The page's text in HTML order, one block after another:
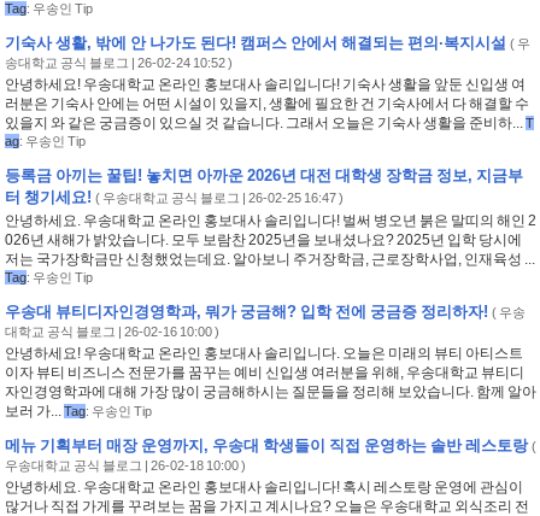
Tag: 우송인 Tip
기숙사 생활, 밖에 안 나가도 된다! 캠퍼스 안에서 해결되는 편의·복지시설 ( 우
송대학교 공식 블로그 | 26-02-24 10:52 )
안녕하세요! 우송대학교 온라인 홍보대사 솔리입니다! 기숙사 생활을 앞둔 신입생 여
러분은 기숙사 안에는 어떤 시설이 있을지, 생활에 필요한 건 기숙사에서 다 해결할 수
있을지 와 같은 궁금증이 있으실 것 같습니다. 그래서 오늘은 기숙사 생활을 준비하...T
ag: 우송인 Tip
등록금 아끼는 꿀팁! 놓치면 아까운 2026년 대전 대학생 장학금 정보, 지금부
터 챙기세요! ( 우송대학교 공식 블로그 | 26-02-25 16:47 )
안녕하세요. 우송대학교 온라인 홍보대사 솔리입니다! 벌써 병오년 붉은 말띠의 해인 2
026년 새해가 밝았습니다. 모두 보람찬 2025년을 보내셨나요? 2025년 입학 당시에
저는 국가장학금만 신청했었는데요. 알아보니 주거장학금, 근로장학사업, 인재육성 ...
Tag: 우송인 Tip
우송대 뷰티디자인경영학과, 뭐가 궁금해? 입학 전에 궁금증 정리하자! ( 우송
대학교 공식 블로그 | 26-02-16 10:00 )
안녕하세요! 우송대학교 온라인 홍보대사 솔리입니다. 오늘은 미래의 뷰티 아티스트
이자 뷰티 비즈니스 전문가를 꿈꾸는 예비 신입생 여러분을 위해, 우송대학교 뷰티디
자인경영학과에 대해 가장 많이 궁금해하시는 질문들을 정리해 보았습니다. 함께 알아
보러 가...Tag: 우송인 Tip
메뉴 기획부터 매장 운영까지, 우송대 학생들이 직접 운영하는 솔반 레스토랑 (
우송대학교 공식 블로그 | 26-02-18 10:00 )
안녕하세요. 우송대학교 온라인 홍보대사 솔리입니다! 혹시 레스토랑 운영에 관심이
많거나 직접 가게를 꾸려보는 꿈을 가지고 계시나요? 오늘은 우송대학교 외식조리 전